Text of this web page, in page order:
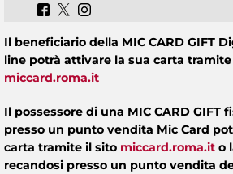
Il beneficiario della MIC CARD GIFT
line potrà attivare la sua carta
miccard.roma.it
Il possessore di una MIC CARD GIFT
presso un punto vendita Mic Card
carta tramite il sito miccard.roma.it o
recandosi presso un punto vendita